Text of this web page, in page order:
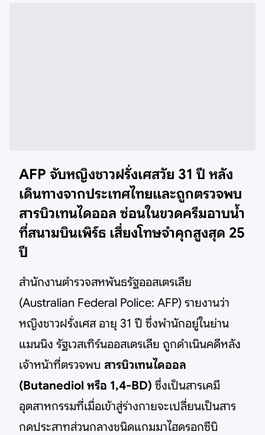
AFP จับหญิงชาวฝรั่งเศสวัย 31 ปี หลัง
เดินทางจากประเทศไทยและถูกตรวจพบ
สารบิวเทนไดออล ซ่อนในขวดครีมอาบน้ำ
ที่สนามบินเพิร์ธ เสี่ยงโทษจำคุกสูงสุด 25
ปี
สำนักงานตำรวจสหพันธรัฐออสเตรเลีย
(Australian Federal Police: AFP) รายงานว่า
หญิงชาวฝรั่งเศส อายุ 31 ปี ซึ่งพำนักอยู่ในย่าน
แมนนิง รัฐเวสเทิร์นออสเตรเลีย ถูกดำเนินคดีหลัง
เจ้าหน้าที่ตรวจพบ สารบิวเทนไดออล
(Butanediol หรือ 1,4-BD) ซึ่งเป็นสารเคมี
อุตสาหกรรมที่เมื่อเข้าสู่ร่างกายจะเปลี่ยนเป็นสาร
กดประสาทส่วนกลางชนิดแกมมาไฮดรอกซีบิ